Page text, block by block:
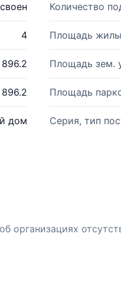
Количество
4 Площадь
896.2 Площадь зем.
896.2 Площадь
дом Серия, тип
организациях